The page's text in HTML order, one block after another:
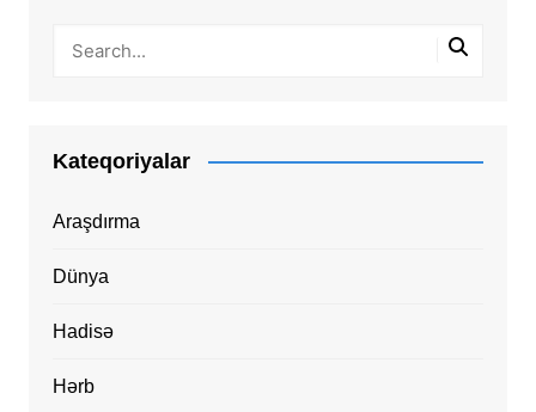
Kateqoriyalar
Araşdırma
Dünya
Hadisə
Hərb